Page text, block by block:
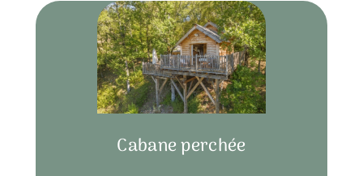
Cabane perchée